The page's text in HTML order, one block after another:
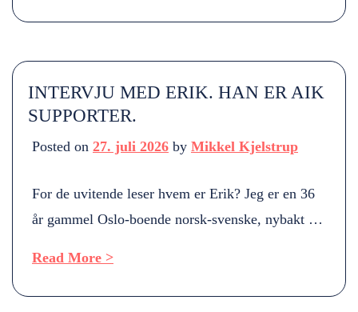
förflutet inom musiken som arrangör. Startade
rödhårig får man en massa smeknamn och 1981
frågade en kompis […]
INTERVJU MED ERIK. HAN ER AIK
SUPPORTER.
Posted on 27. juli 2026 by Mikkel Kjelstrup
For de uvitende leser hvem er Erik? Jeg er en 36
år gammel Oslo-boende norsk-svenske, nybakt far
glad i. Født og oppvokst i Västerort i Stockholm.
Read More >